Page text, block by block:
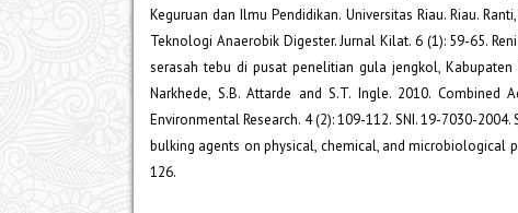
Keguruan dan Ilmu Pendidikan. Universitas Riau. Riau.
Teknologi Anaerobik Digester. Jurnal Kilat. 6 (1): 59-65.
serasah tebu di pusat penelitian gula jengkol, Kabupaten
Narkhede, S.B. Attarde and S.T. Ingle. 2010.
Environmental Research. 4 (2): 109-112. SNI. 19-7030-
bulking agents on physical, chemical, and microbiological
126.